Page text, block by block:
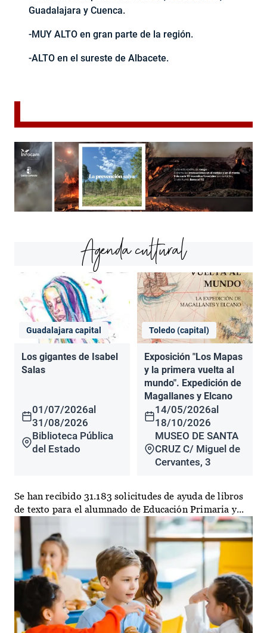
Guadalajara y Cuenca.
-MUY ALTO en gran parte de la región.
-ALTO en el sureste de Albacete.
Agenda cultural
Guadalajara capital
Los gigantes de Isabel
Salas
01/07/2026al
31/08/2026
Biblioteca Pública
del Estado
Toledo (capital)
Exposición "Los Mapas
y la primera vuelta al
mundo". Expedición de
Magallanes y Elcano
14/05/2026al
18/10/2026
MUSEO DE SANTA
CRUZ C/ Miguel de
Cervantes, 3
Se han recibido 31.183 solicitudes de ayuda de libros
de texto para el alumnado de Educación Primaria y...